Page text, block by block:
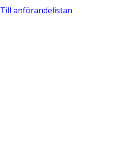
Till anförandelistan